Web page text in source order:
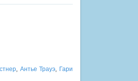
, Антье Трауэ, Гари